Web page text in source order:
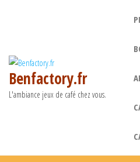
Benfactory.fr
L'ambiance jeux de café chez vous.